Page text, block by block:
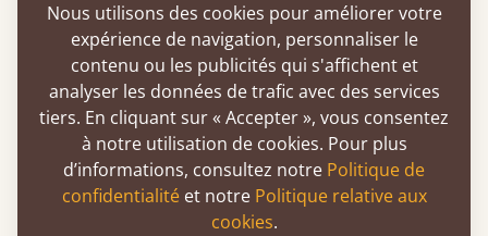
apaisante.
Pourquoi les lits japonais sont-ils bas ?
– Le couchage traditionnel au niveau du
sol favorise la simplicité, l'efficacité de
l'espace et une connexion plus étroite
avec le flux naturel de la pièce.
Options de paiement flexibles à 0
Nous utilisons des cookies pour améliorer votre
expérience de navigation, personnaliser le
contenu ou les publicités qui s'affichent et
analyser les données de trafic avec des services
tiers. En cliquant sur « Accepter », vous consentez
à notre utilisation de cookies. Pour plus
d’informations, consultez notre Politique de
confidentialitéet notre Politique relative aux
cookies.